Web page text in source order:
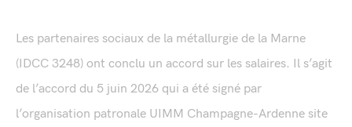
Les partenaires sociaux de la métallurgie de la Marne
(IDCC 3248) ont conclu un accord sur les salaires. Il s’agit
de l’accord du 5 juin 2026 qui a été signé par
l’organisation patronale UIMM Champagne-Ardenne site